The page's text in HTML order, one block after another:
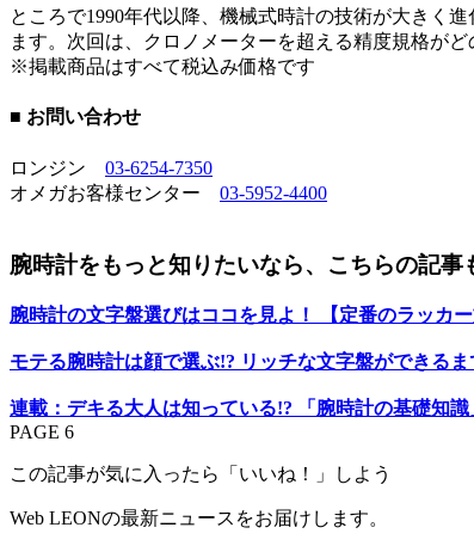
ところで1990年代以降、機械式時計の技術が大きく
ます。次回は、クロノメーターを超える精度規格がど
※掲載商品はすべて税込み価格です
■ お問い合わせ
ロンジン 03-6254-7350
オメガお客様センター 03-5952-4400
腕時計をもっと知りたいなら、こちらの記事
腕時計の文字盤選びはココを見よ！ 【定番のラッカー
モテる腕時計は顔で選ぶ!? リッチな文字盤ができるま
連載：デキる大人は知っている!? 「腕時計の基礎知識
PAGE 6
この記事が気に入ったら「いいね！」しよう
Web LEONの最新ニュースをお届けします。